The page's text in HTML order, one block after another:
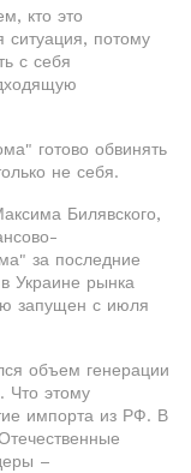
кто это
ситуация, потому
с себя
готово обвинять
не себя.
Билявского,
за последние
Украине рынка
запущен с июля
объем генерации
Что этому
импорта из РФ. В
–